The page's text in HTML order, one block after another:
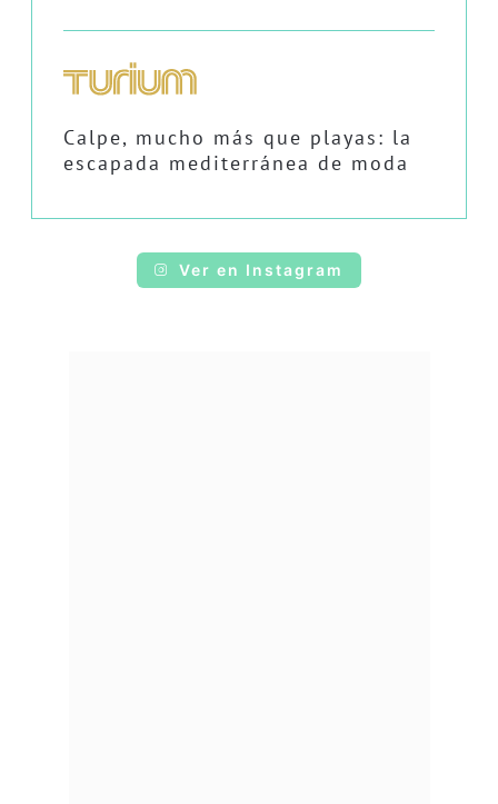
Calpe, mucho más que playas: la
escapada mediterránea de moda
Ver en Instagram